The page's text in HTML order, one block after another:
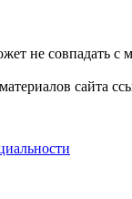
не совпадать с
сайта